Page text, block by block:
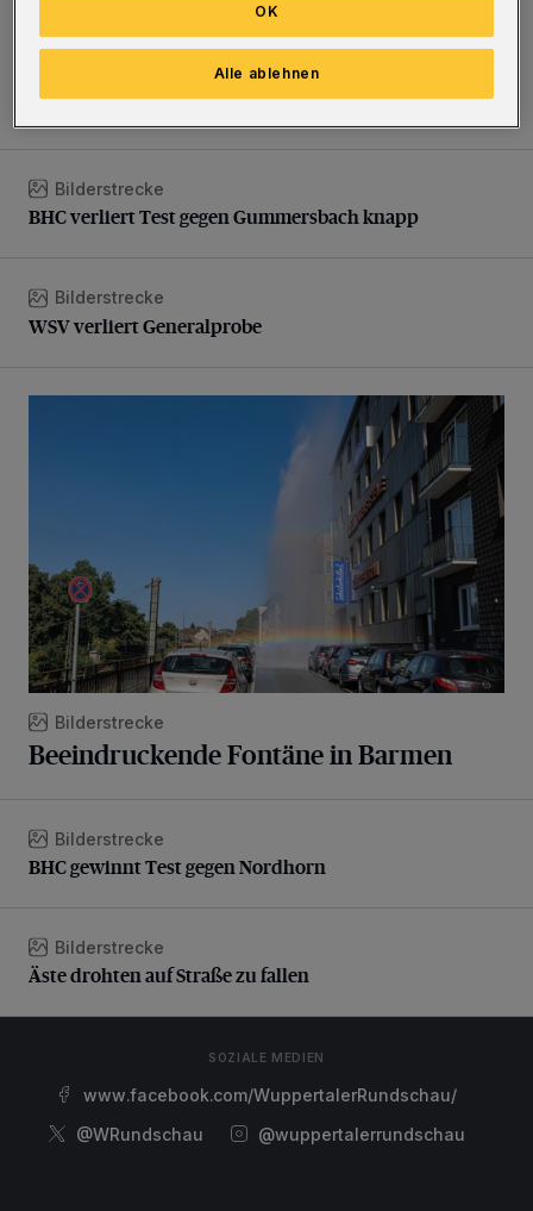
Sommer in der Elberfelder City
BHC verliert Test gegen Gummersbach knapp
Bilderstrecke
BHC verliert Test gegen Gummersbach knapp
WSV verliert Generalprobe
Bilderstrecke
WSV verliert Generalprobe
Bilderstrecke
Beeindruckende Fontäne in Barmen
BHC gewinnt Test gegen Nordhorn
Bilderstrecke
BHC gewinnt Test gegen Nordhorn
Äste drohten auf Straße zu fallen
Bilderstrecke
Äste drohten auf Straße zu fallen
SOZIALE MEDIEN
www.facebook.com/WuppertalerRundschau/
@WRundschau
@wuppertalerrundschau
Alle ablehnen
OK